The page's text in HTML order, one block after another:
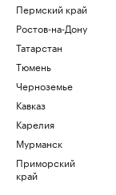
Пермский край
Ростов-на-Дону
Татарстан
Тюмень
Черноземье
Кавказ
Карелия
Мурманск
Приморский
край